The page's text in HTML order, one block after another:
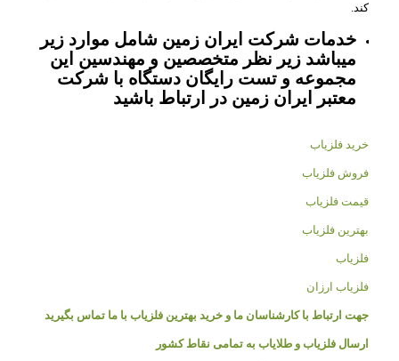
کند.
خدمات شرکت ایران زمین شامل موارد زیر
میباشد زیر نظر متخصصین و مهندسین این
مجموعه و تست رایگان دستگاه با شرکت
معتبر ایران زمین در ارتباط باشید
خرید فلزیاب
فروش فلزیاب
قیمت فلزیاب
بهترین فلزیاب
فلزیاب
فلزیاب ارزان
جهت ارتباط با کارشناسان ما و خرید بهترین فلزیاب با ما تماس بگیرید
ارسال فلزیاب و طلایاب به تمامی نقاط کشور